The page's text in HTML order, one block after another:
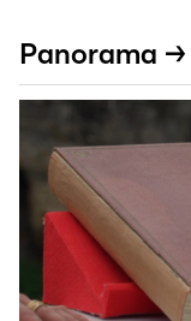
Panorama →